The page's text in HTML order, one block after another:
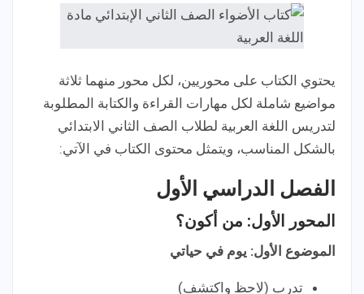
يحتوي الكتاب على محوريين، لكل محور منهما ثلاثة
مواضيع شاملة لكل مهارات القراءة والكتابة المطلوبة
لتدريس اللغة العربية لطلاب الصف الثاني الابتدائي
بالشكل المناسب، ويتمثل محتوى الكتاب في الآتي:
الفصل الدراسي الأول
المحور الأول: من أكون؟
الموضوع الأول: يوم في حياتي
تدرب (لاحظ واكتشف)